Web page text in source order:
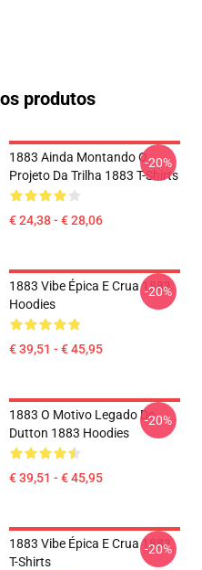
produtos
1883 Ainda Montando O
Projeto Da Trilha 1883 T-Shirts
€ 24,38 - € 28,06
-20%
1883 Vibe Épica E Crua 1883
Hoodies
€ 39,51 - € 45,95
-20%
1883 O Motivo Legado De
Dutton 1883 Hoodies
€ 39,51 - € 45,95
-20%
1883 Vibe Épica E Crua 1883
T-Shirts
-20%